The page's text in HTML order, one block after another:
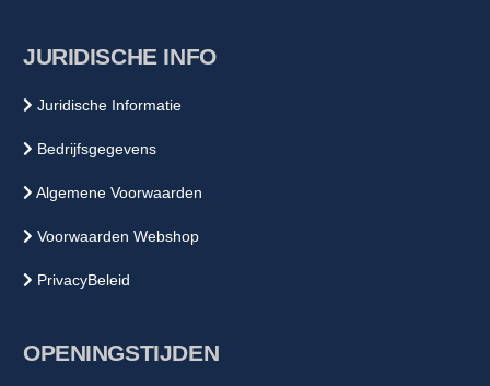
JURIDISCHE INFO
Juridische Informatie
Bedrijfsgegevens
Algemene Voorwaarden
Voorwaarden Webshop
PrivacyBeleid
OPENINGSTIJDEN